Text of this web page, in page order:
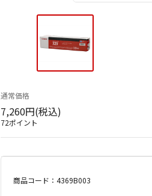
通常価格
7,260円(税込)
72ポイント
商品コード：4369B003